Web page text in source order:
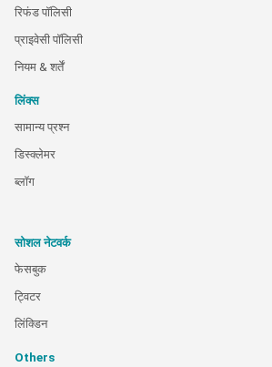
रिफंड पॉलिसी
प्राइवेसी पॉलिसी
नियम & शर्तें
लिंक्स
सामान्य प्रश्न
डिस्क्लेमर
ब्लॉग
सोशल नेटवर्क
फेसबुक
ट्विटर
लिंक्डिन
Others